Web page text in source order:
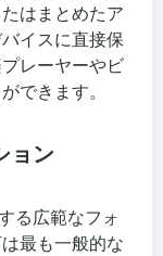
はまとめたア
イスに直接保
レーヤーやビ
できます。
ョン
る広範なフォ
最も一般的な